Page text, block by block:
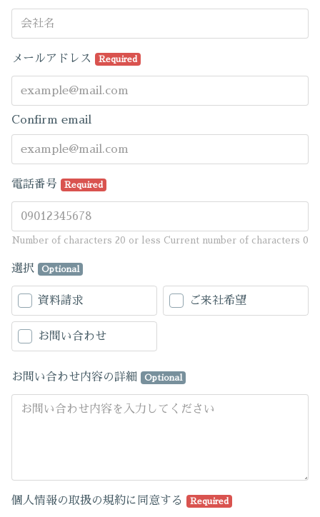
メールアドレス Required
Confirm email
電話番号 Required
Number of characters 20 or less Current number of characters 0
選択 Optional
資料請求 ご来社希望
お問い合わせ
お問い合わせ内容の詳細 Optional
個人情報の取扱の規約に同意する Required